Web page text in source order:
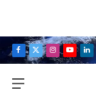
Facebook
X
Instagram